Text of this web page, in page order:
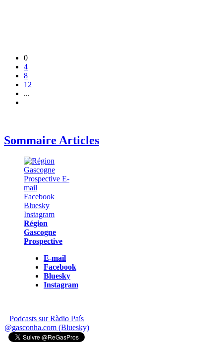
0
4
8
12
...
Sommaire Articles
Région
Gascogne
Prospective
E-mail
Facebook
Bluesky
Instagram
Podcasts sur Ràdio País
@gasconha.com (Bluesky)